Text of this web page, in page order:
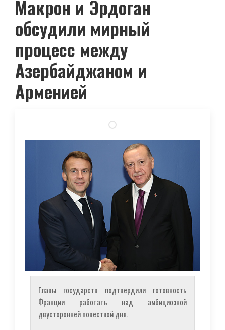
Макрон и Эрдоган
обсудили мирный
процесс между
Азербайджаном и
Арменией
Главы государств подтвердили готовность
Франции работать над амбициозной
двусторонней повесткой дня.